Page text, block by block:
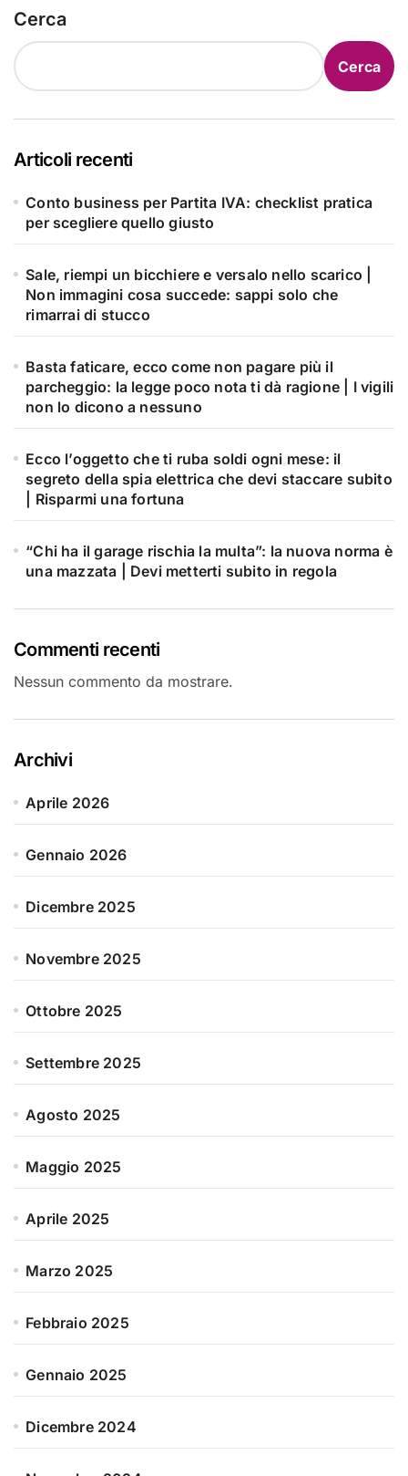
Cerca
Cerca
Articoli recenti
Conto business per Partita IVA: checklist pratica
per scegliere quello giusto
Sale, riempi un bicchiere e versalo nello scarico |
Non immagini cosa succede: sappi solo che
rimarrai di stucco
Basta faticare, ecco come non pagare più il
parcheggio: la legge poco nota ti dà ragione | I vigili
non lo dicono a nessuno
Ecco l’oggetto che ti ruba soldi ogni mese: il
segreto della spia elettrica che devi staccare subito
| Risparmi una fortuna
“Chi ha il garage rischia la multa”: la nuova norma è
una mazzata | Devi metterti subito in regola
Commenti recenti
Nessun commento da mostrare.
Archivi
Aprile 2026
Gennaio 2026
Dicembre 2025
Novembre 2025
Ottobre 2025
Settembre 2025
Agosto 2025
Maggio 2025
Aprile 2025
Marzo 2025
Febbraio 2025
Gennaio 2025
Dicembre 2024